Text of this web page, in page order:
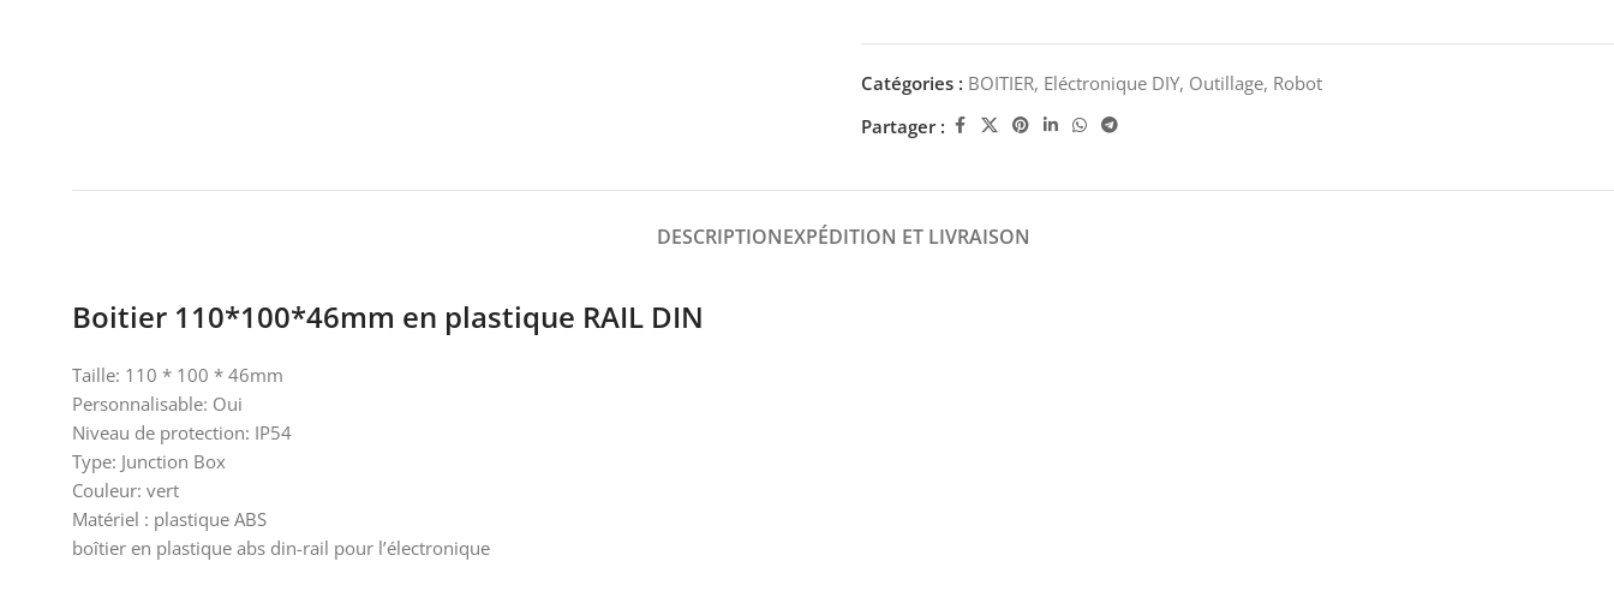
Catégories : BOITIER, Eléctronique DIY, Outillage, Robot
Partager :
DESCRIPTIONEXPÉDITION ET LIVRAISON
Boitier 110*100*46mm en plastique RAIL DIN
Taille: 110 * 100 * 46mm
Personnalisable: Oui
Niveau de protection: IP54
Type: Junction Box
Couleur: vert
Matériel : plastique ABS
boîtier en plastique abs din-rail pour l’électronique